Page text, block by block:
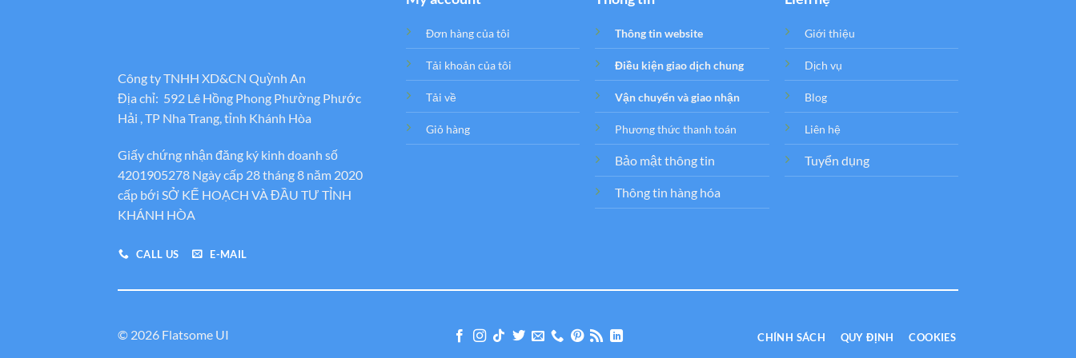
Công ty TNHH XD&CN Quỳnh An
Địa chỉ: 592 Lê Hồng Phong Phường Phước
Hải , TP Nha Trang, tỉnh Khánh Hòa
Giấy chứng nhận đăng ký kinh doanh số
4201905278 Ngày cấp 28 tháng 8 năm 2020
cấp bới SỞ KẾ HOẠCH VÀ ĐẦU TƯ TỈNH
KHÁNH HÒA
CALL US E-MAIL
Đơn hàng của tôi
Tải khoản của tôi
Tải về
Giỏ hàng
Thông tin website
Điều kiện giao dịch chung
Vận chuyển và giao nhận
Phương thức thanh toán
Bảo mật thông tin
Thông tin hàng hóa
Giới thiệu
Dịch vụ
Blog
Liên hệ
Tuyển dụng
© 2026 Flatsome UI CHÍNH SÁCH QUY ĐỊNH COOKIES